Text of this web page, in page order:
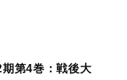
第4巻：戦後大